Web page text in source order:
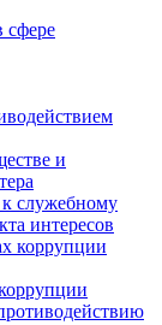
сфере
и
служебному
интересов
коррупции